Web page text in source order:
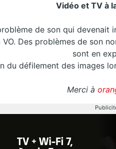
Vidéo et TV à
de son qui
VO. Des problèmes de son
sont en
du défilement des images
Merci à